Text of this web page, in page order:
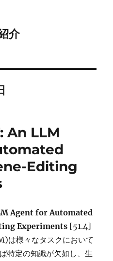
介
An LLM
Editing
Agent for Automated
Experiments [51.4]
は様々なタスクにおいて
特定の知識が欠如し、生